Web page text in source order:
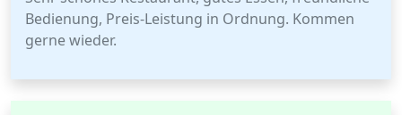
Bedienung, Preis-Leistung in Ordnung. Kommen
gerne wieder.